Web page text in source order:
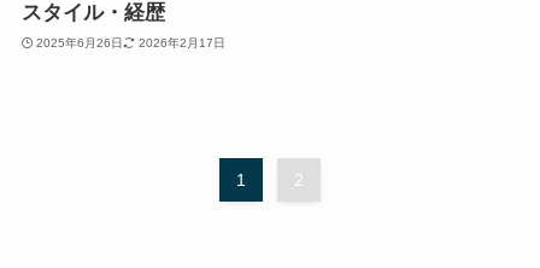
スタイル・経歴
2025年6月26日 2026年2月17日
1 2